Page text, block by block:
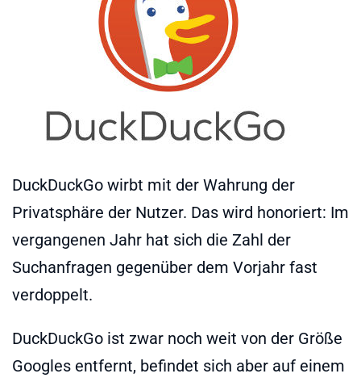
DuckDuckGo wirbt mit der Wahrung der
Privatsphäre der Nutzer. Das wird honoriert: Im
vergangenen Jahr hat sich die Zahl der
Suchanfragen gegenüber dem Vorjahr fast
verdoppelt.
DuckDuckGo ist zwar noch weit von der Größe
Googles entfernt, befindet sich aber auf einem